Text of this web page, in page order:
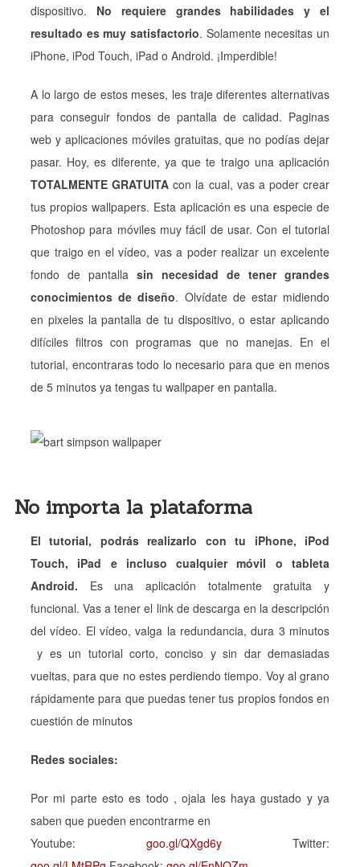
dispositivo. No requiere grandes habilidades y el
resultado es muy satisfactorio. Solamente necesitas un
iPhone, iPod Touch, iPad o Android. ¡Imperdible!
A lo largo de estos meses, les traje diferentes alternativas
para conseguir fondos de pantalla de calidad. Paginas
web y aplicaciones móviles gratuitas, que no podías dejar
pasar. Hoy, es diferente, ya que te traigo una aplicación
TOTALMENTE GRATUITA con la cual, vas a poder crear
tus propios wallpapers. Esta aplicación es una especie de
Photoshop para móviles muy fácil de usar. Con el tutorial
que traigo en el vídeo, vas a poder realizar un excelente
fondo de pantalla sin necesidad de tener grandes
conocimientos de diseño. Olvídate de estar midiendo
en pixeles la pantalla de tu dispositivo, o estar aplicando
difíciles filtros con programas que no manejas. En el
tutorial, encontraras todo lo necesario para que en menos
de 5 minutos ya tengas tu wallpaper en pantalla.
No importa la plataforma
El tutorial, podrás realizarlo con tu iPhone, iPod
Touch, iPad e incluso cualquier móvil o tableta
Android. Es una aplicación totalmente gratuita y
funcional. Vas a tener el link de descarga en la descripción
del vídeo. El vídeo, valga la redundancia, dura 3 minutos
y es un tutorial corto, conciso y sin dar demasiadas
vueltas, para que no estes perdiendo tiempo. Voy al grano
rápidamente para que puedas tener tus propios fondos en
cuestión de minutos
Redes sociales:
Por mi parte esto es todo , ojala les haya gustado y ya
saben que pueden encontrarme en
Youtube: goo.gl/QXgd6y Twitter: